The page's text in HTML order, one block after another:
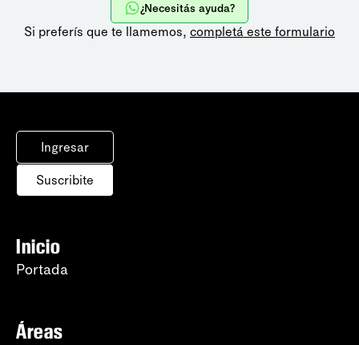
¿Necesitás ayuda?
Si preferís que te llamemos, completá este formulario
Ingresar
Suscribite
Inicio
Portada
Áreas